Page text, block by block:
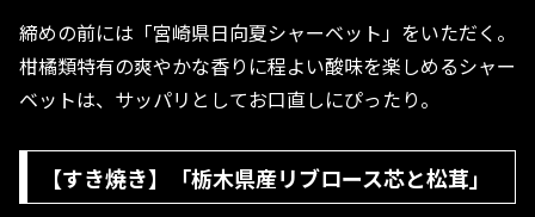
締めの前には「宮崎県日向夏シャーベット」をいただく。
柑橘類特有の爽やかな香りに程よい酸味を楽しめるシャー
ベットは、サッパリとしてお口直しにぴったり。
【すき焼き】「栃木県産リブロース芯と松茸」